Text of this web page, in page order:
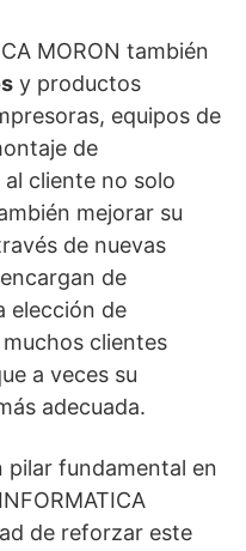
MORON también
y productos
equipos de
de
cliente no solo
mejorar su
de nuevas
de
elección de
clientes
a veces su
adecuada.
pilar fundamental en
de reforzar este